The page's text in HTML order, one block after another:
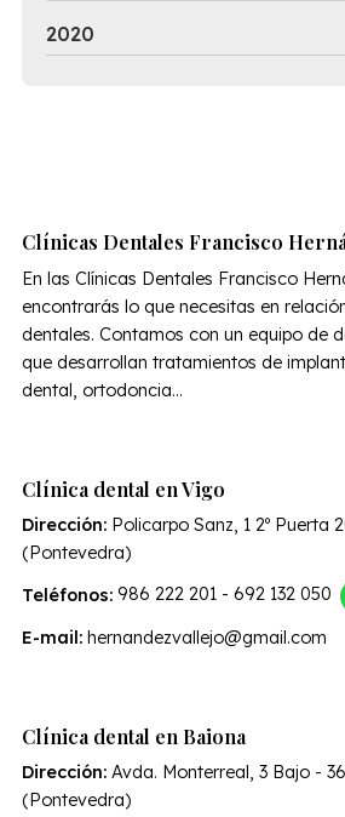
2020
Clínicas Dentales Francisco
En las Clínicas Dentales Francisco
encontrarás lo que necesitas en
dentales. Contamos con un equipo de
que desarrollan tratamientos de
dental, ortodoncia...
Clínica dental en Vigo
Dirección: Policarpo Sanz, 1 2º Puerta
(Pontevedra)
Teléfonos: 986 222 201- 692 132 050
E-mail: hernandezvallejo@gmail.com
Clínica dental en Baiona
Dirección: Avda. Monterreal, 3 Bajo -
(Pontevedra)